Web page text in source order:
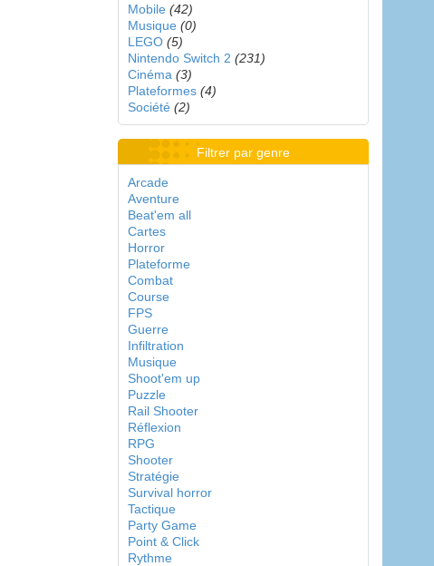
Mobile (42)
Musique (0)
LEGO (5)
Nintendo Switch 2 (231)
Cinéma (3)
Plateformes (4)
Société (2)
Filtrer par genre
Arcade
Aventure
Beat'em all
Cartes
Horror
Plateforme
Combat
Course
FPS
Guerre
Infiltration
Musique
Shoot'em up
Puzzle
Rail Shooter
Réflexion
RPG
Shooter
Stratégie
Survival horror
Tactique
Party Game
Point & Click
Rythme